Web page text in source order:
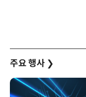
주요 행사 ❯